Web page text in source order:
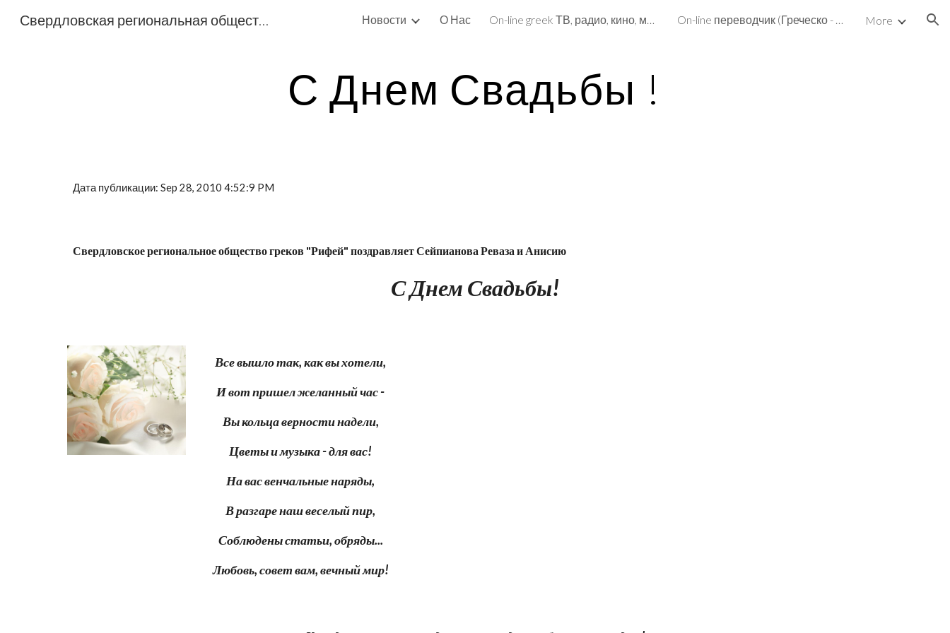
Skip to main content Skip to navigation
Свердловская региональная общественная организация общество греков «Рифей» Новости О Нас On-line greek ТВ, радио, кино, музыка, библиотека On-line переводчик (Греческо - Русский, Русско-Греческий и не только) More
С Днем Свадьбы !
Дата публикации: Sep 28, 2010 4:52:9 PM
Свердловское региональное общество греков "Рифей" поздравляет Сейпианова Реваза и Анисию
С Днем Свадьбы!
Все вышло так, как вы хотели,
И вот пришел желанный час -
Вы кольца верности надели,
Цветы и музыка - для вас!
На вас венчальные наряды,
В разгаре наш веселый пир,
Соблюдены статьи, обряды...
Любовь, совет вам, вечный мир!